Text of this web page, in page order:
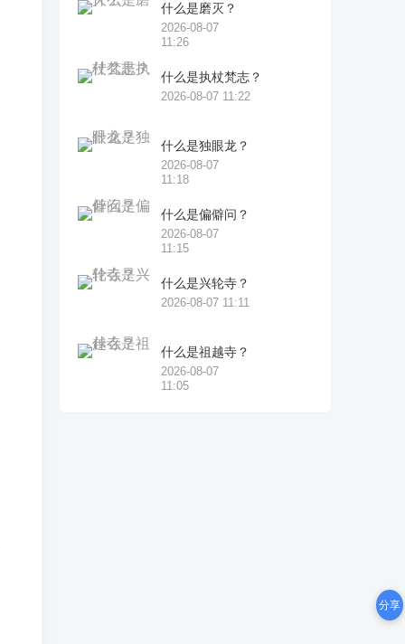
什么是磨灭？
2026-08-07
11:26
什么是执杖梵志？
2026-08-07 11:22
什么是独眼龙？
2026-08-07
11:18
什么是偏僻问？
2026-08-07
11:15
什么是兴轮寺？
2026-08-07 11:11
什么是祖越寺？
2026-08-07
11:05
分享